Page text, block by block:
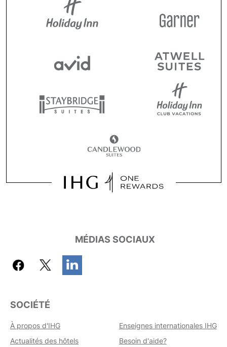
MÉDIAS SOCIAUX
SOCIÉTÉ
À propos d'IHG
Enseignes internationales IHG
Actualités des hôtels
Besoin d'aide?